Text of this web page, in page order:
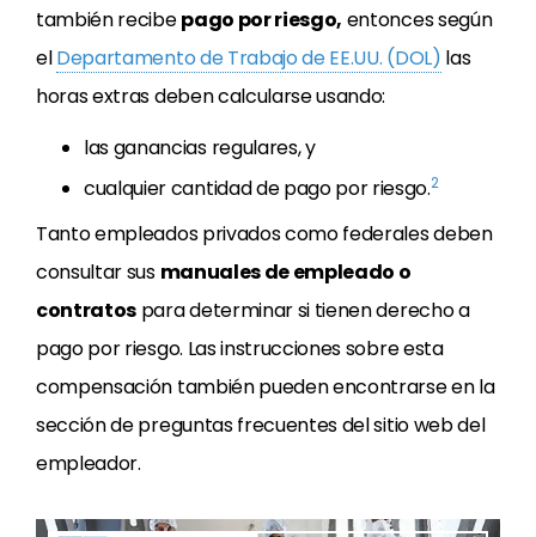
también recibepago por riesgo, entonces según
elDepartamento de Trabajo de EE.UU. (DOL) las
horas extras deben calcularse usando:
las ganancias regulares, y
cualquier cantidad de pago por riesgo.2
Tanto empleados privadoscomo federales deben
consultar sus manuales de empleado o
contratos para determinar si tienen derecho a
pago por riesgo. Las instrucciones sobre esta
compensación también pueden encontrarse en la
sección de preguntas frecuentes del sitio web del
empleador.